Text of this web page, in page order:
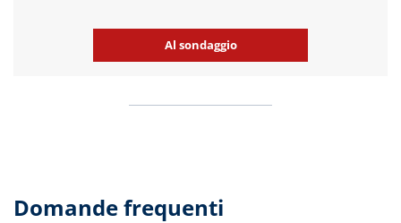
Al sondaggio
Domande frequenti